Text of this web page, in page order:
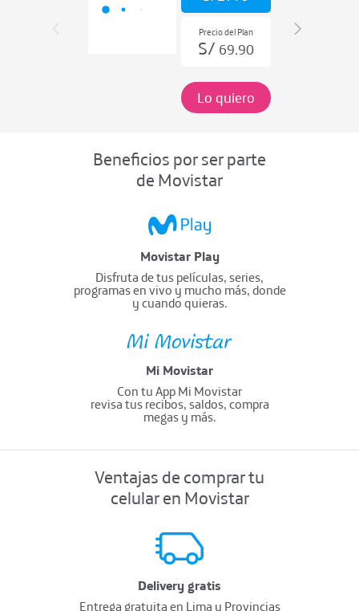
Precio del Plan
S/ 69.90
Lo quiero
Beneficios por ser parte
de Movistar
Movistar Play
Disfruta de tus películas, series,
programas en vivo y mucho más, donde
y cuando quieras.
Mi Movistar
Con tu App Mi Movistar
revisa tus recibos, saldos, compra
megas y más.
Ventajas de comprar tu
celular en Movistar
Delivery gratis
Entrega gratuita en Lima y Provincias